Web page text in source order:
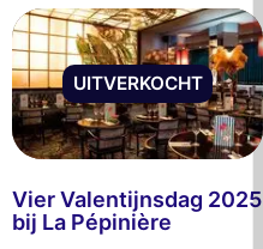
UITVERKOCHT
Vier Valentijnsdag 2025
bij La Pépinière